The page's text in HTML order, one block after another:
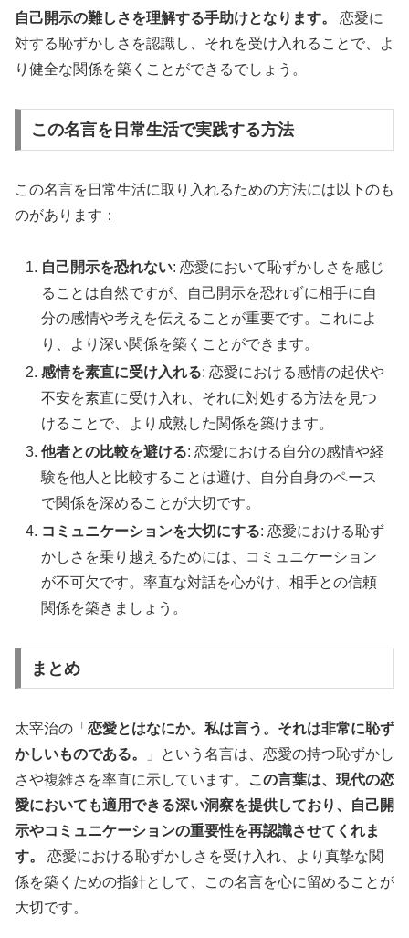
自己開示の難しさを理解する手助けとなります。
恋愛に
対する恥ずかしさを認識し、それを受け入れることで、よ
り健全な関係を築くことができるでしょう。
この名言を日常生活で実践する方法
この名言を日常生活に取り入れるための方法には以下のも
のがあります：
自己開示を恐れない: 恋愛において恥ずかしさを感じ
ることは自然ですが、自己開示を恐れずに相手に自
分の感情や考えを伝えることが重要です。これによ
り、より深い関係を築くことができます。
感情を素直に受け入れる: 恋愛における感情の起伏や
不安を素直に受け入れ、それに対処する方法を見つ
けることで、より成熟した関係を築けます。
他者との比較を避ける: 恋愛における自分の感情や経
験を他人と比較することは避け、自分自身のペース
で関係を深めることが大切です。
コミュニケーションを大切にする: 恋愛における恥ず
かしさを乗り越えるためには、コミュニケーション
が不可欠です。率直な対話を心がけ、相手との信頼
関係を築きましょう。
まとめ
太宰治の「 恋愛とはなにか。私は言う。それは非常に恥ず
かしいものである。
」という名言は、恋愛の持つ恥ずかし
さや複雑さを率直に示しています。
この言葉は、現代の恋
愛においても適用できる深い洞察を提供しており、自己開
示やコミュニケーションの重要性を再認識させてくれま
す。
恋愛における恥ずかしさを受け入れ、より真摯な関
係を築くための指針として、この名言を心に留めることが
大切です。